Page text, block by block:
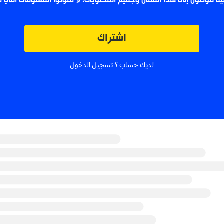
اشتراك
لديك حساب ؟ تسجيل الدخول